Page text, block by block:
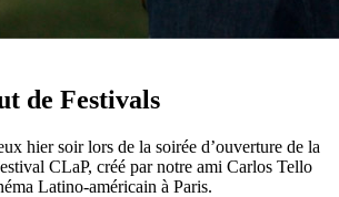
de Festivals
hier soir lors de la soirée d’ouverture de la
CLaP, créé par notre ami Carlos Tello
Latino-américain à Paris.